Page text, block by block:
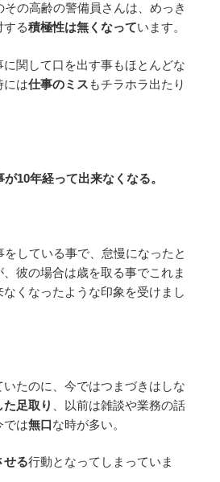
の高齢の警備員さんは、めっき
する積極性は無くなっています。
関して口を出す事もほとんどな
には仕事のミス もチラホラ出たり
10年経って出来なくなる。
をしている事で、怠慢になったと
彼の場合は歳を取る事でこれま
くなったような印象を受けまし
たのに、今ではつまづきはしな
足取り
、以前は雑談や業務の話
では無口な時が多い。
せる行動となってしまっていま